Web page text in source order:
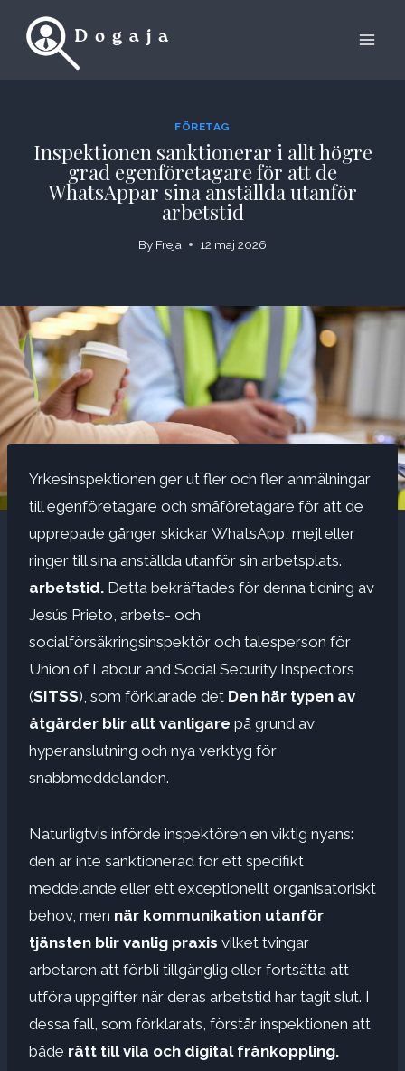
FÖRETAG
Inspektionen sanktionerar i allt högre
grad egenföretagare för att de
WhatsAppar sina anställda utanför
arbetstid
By Freja 12 maj 2026
Yrkesinspektionen ger ut fler och fler anmälningar
till egenföretagare och småföretagare för att de
upprepade gånger skickar WhatsApp, mejl eller
ringer till sina anställda utanför sin arbetsplats.
arbetstid. Detta bekräftades för denna tidning av
Jesús Prieto, arbets- och
socialförsäkringsinspektör och talesperson för
Union of Labour and Social Security Inspectors
(SITSS), som förklarade det Den här typen av
åtgärder blir allt vanligare på grund av
hyperanslutning och nya verktyg för
snabbmeddelanden.
Naturligtvis införde inspektören en viktig nyans:
den är inte sanktionerad för ett specifikt
meddelande eller ett exceptionellt organisatoriskt
behov, men när kommunikation utanför
tjänsten blir vanlig praxis vilket tvingar
arbetaren att förbli tillgänglig eller fortsätta att
utföra uppgifter när deras arbetstid har tagit slut. I
dessa fall, som förklarats, förstår inspektionen att
både rätt till vila och digital frånkoppling.